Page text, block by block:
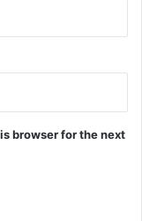
browser for the next